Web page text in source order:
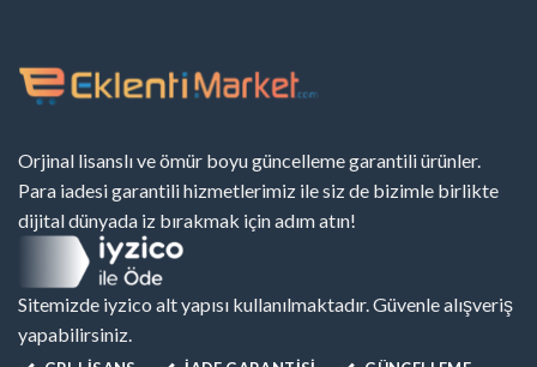
Orjinal lisanslı ve ömür boyu güncelleme garantili ürünler.
Para iadesi garantili hizmetlerimiz ile siz de bizimle birlikte
dijital dünyada iz bırakmak için adım atın!
Sitemizde iyzico alt yapısı kullanılmaktadır. Güvenle alışveriş
yapabilirsiniz.